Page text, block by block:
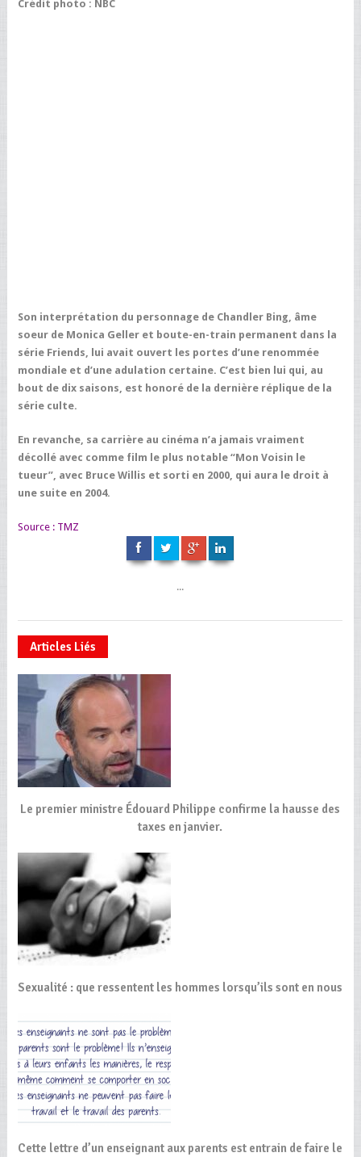
Crédit photo : NBC
Son interprétation du personnage de Chandler Bing, âme
soeur de Monica Geller et boute-en-train permanent dans la
série Friends, lui avait ouvert les portes d’une renommée
mondiale et d’une adulation certaine. C’est bien lui qui, au
bout de dix saisons, est honoré de la dernière réplique de la
série culte.
En revanche, sa carrière au cinéma n’a jamais vraiment
décollé avec comme film le plus notable “Mon Voisin le
tueur”, avec Bruce Willis et sorti en 2000, qui aura le droit à
une suite en 2004.
Source : TMZ
...
Articles Liés
Le premier ministre Édouard Philippe confirme la hausse des
taxes en janvier.
Sexualité : que ressentent les hommes lorsqu’ils sont en nous
Cette lettre d’un enseignant aux parents est entrain de faire le